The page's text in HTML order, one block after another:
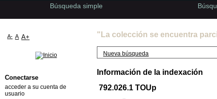
"La colección se encuentra
Nueva búsqueda
Información de la indexación
792.026.1 TOUp
Búsqueda simple
A- A A+
Conectarse
acceder a su cuenta de
usuario